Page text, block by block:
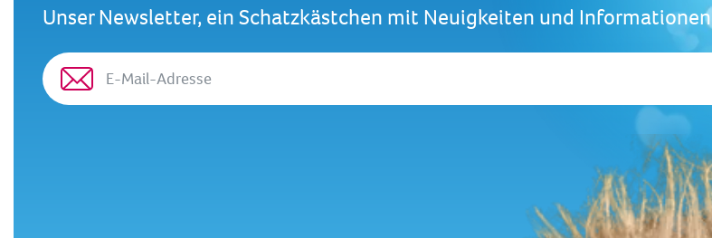
Unser Newsletter, ein Schatzkästchen mit Neuigkeiten und Informationen